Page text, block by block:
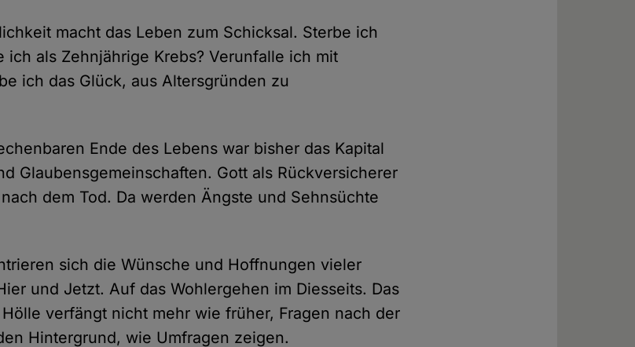
macht das Leben zum Schicksal. Sterbe ich
ich als Zehnjährige Krebs? Verunfalle ich mit
ich das Glück, aus Altersgründen zu
Ende des Lebens war bisher das Kapital
Glaubensgemeinschaften. Gott als Rückversicherer
dem Tod. Da werden Ängste und Sehnsüchte
sich die Wünsche und Hoffnungen vieler
und Jetzt. Auf das Wohlergehen im Diesseits. Das
verfängt nicht mehr wie früher, Fragen nach der
Hintergrund, wie Umfragen zeigen.